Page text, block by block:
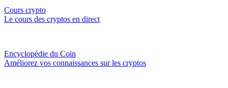
Cours crypto
Le cours des cryptos en direct
Encyclopédie du Coin
Améliorez vos connaissances sur les cryptos